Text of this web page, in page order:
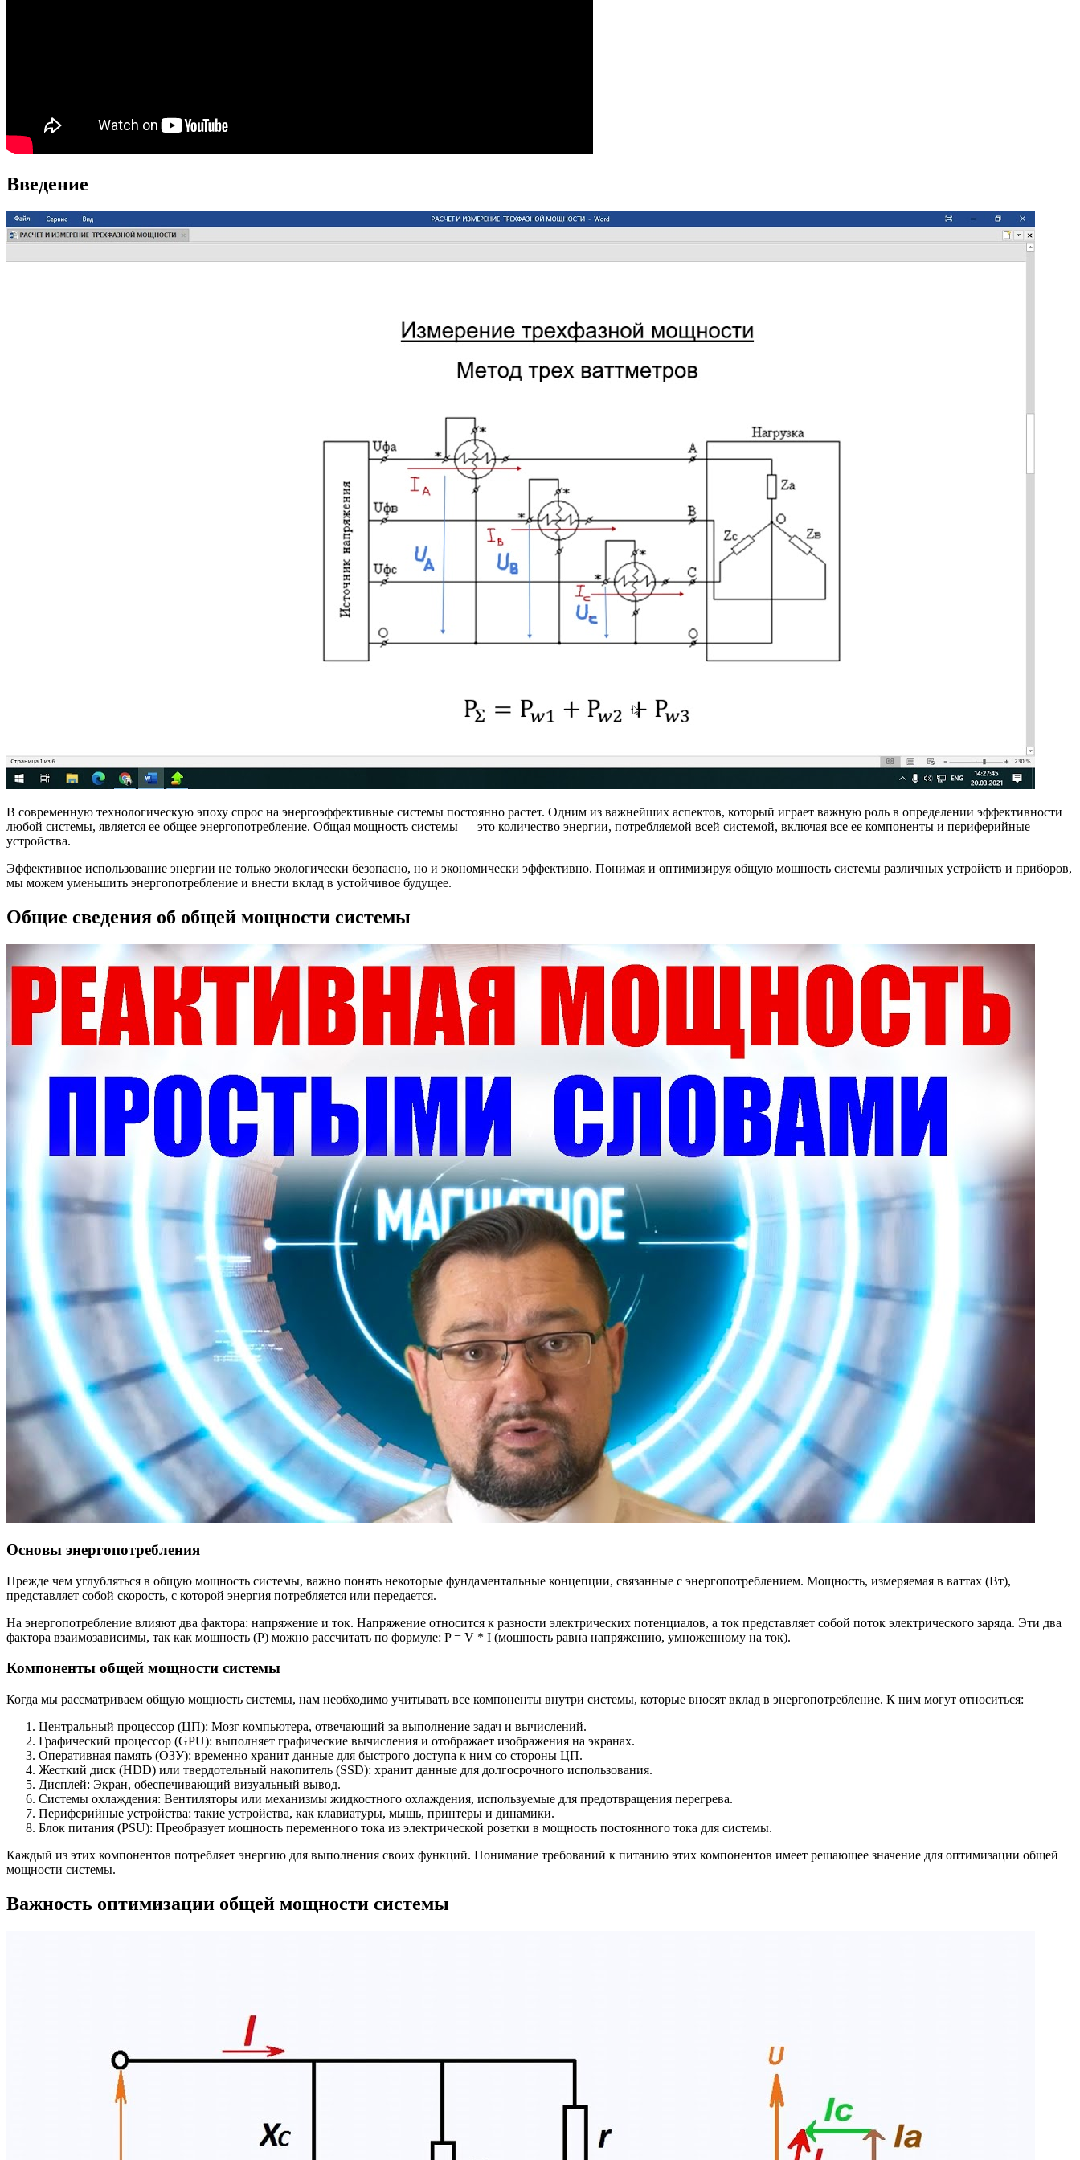
Введение
В современную технологическую эпоху спрос на энергоэффективные системы постоянно растет. Одним из важнейших аспектов, который играет важную роль в определении эффективности
любой системы, является ее общее энергопотребление. Общая мощность системы — это количество энергии, потребляемой всей системой, включая все ее компоненты и периферийные
устройства.
Эффективное использование энергии не только экологически безопасно, но и экономически эффективно. Понимая и оптимизируя общую мощность системы различных устройств и приборов,
мы можем уменьшить энергопотребление и внести вклад в устойчивое будущее.
Общие сведения об общей мощности системы
Основы энергопотребления
Прежде чем углубляться в общую мощность системы, важно понять некоторые фундаментальные концепции, связанные с энергопотреблением. Мощность, измеряемая в ваттах (Вт),
представляет собой скорость, с которой энергия потребляется или передается.
На энергопотребление влияют два фактора: напряжение и ток. Напряжение относится к разности электрических потенциалов, а ток представляет собой поток электрического заряда. Эти два
фактора взаимозависимы, так как мощность (P) можно рассчитать по формуле: P = V * I (мощность равна напряжению, умноженному на ток).
Компоненты общей мощности системы
Когда мы рассматриваем общую мощность системы, нам необходимо учитывать все компоненты внутри системы, которые вносят вклад в энергопотребление. К ним могут относиться:
Центральный процессор (ЦП): Мозг компьютера, отвечающий за выполнение задач и вычислений.
Графический процессор (GPU): выполняет графические вычисления и отображает изображения на экранах.
Оперативная память (ОЗУ): временно хранит данные для быстрого доступа к ним со стороны ЦП.
Жесткий диск (HDD) или твердотельный накопитель (SSD): хранит данные для долгосрочного использования.
Дисплей: Экран, обеспечивающий визуальный вывод.
Системы охлаждения: Вентиляторы или механизмы жидкостного охлаждения, используемые для предотвращения перегрева.
Периферийные устройства: такие устройства, как клавиатуры, мышь, принтеры и динамики.
Блок питания (PSU): Преобразует мощность переменного тока из электрической розетки в мощность постоянного тока для системы.
Каждый из этих компонентов потребляет энергию для выполнения своих функций. Понимание требований к питанию этих компонентов имеет решающее значение для оптимизации общей
мощности системы.
Важность оптимизации общей мощности системы